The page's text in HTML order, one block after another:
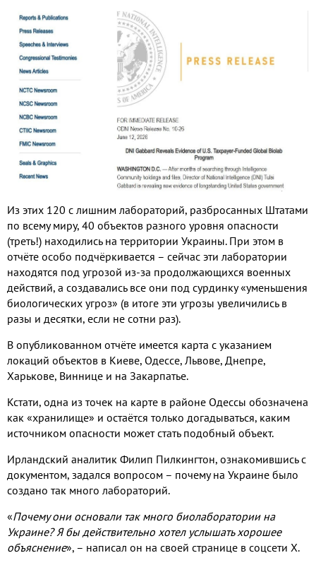
Из этих 120 с лишним лабораторий, разбросанных Штатами
по всему миру, 40 объектов разного уровня опасности
(треть!) находились на территории Украины. При этом в
отчёте особо подчёркивается – сейчас эти лаборатории
находятся под угрозой из-за продолжающихся военных
действий, а создавались все они под сурдинку «уменьшения
биологических угроз» (в итоге эти угрозы увеличились в
разы и десятки, если не сотни раз).
В опубликованном отчёте имеется карта с указанием
локаций объектов в Киеве, Одессе, Львове, Днепре,
Харькове, Виннице и на Закарпатье.
Кстати, одна из точек на карте в районе Одессы обозначена
как «хранилище» и остаётся только догадываться, каким
источником опасности может стать подобный объект.
Ирландский аналитик Филип Пилкингтон, ознакомившись с
документом, задался вопросом – почему на Украине было
создано так много лабораторий.
«Почему они основали так много биолаборатории на
Украине? Я бы действительно хотел услышать хорошее
объяснение», – написал он на своей странице в соцсети X.